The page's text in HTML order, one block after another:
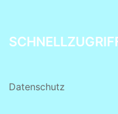
Datenschutz